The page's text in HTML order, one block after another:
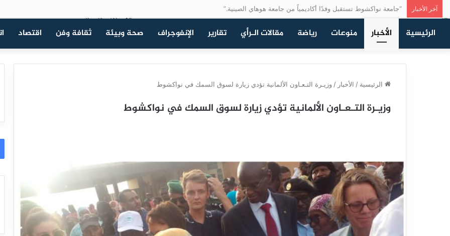
آخر الأخبار “جامعة نواكشوط تستقبل وفدًا أكاديمياً من جامعة هوهاي الصينية.”
الرئيسية الأخبار منوعات رياضة مقالات الـرأي تقارير الإنفوجراف صحة وبيئة ثقافة وفن اقتصاد
الرئيسية / الأخبار / وزيـرة التـعـاون الألمانية تؤدي زيارة لسوق السمك في نواكشوط
وزيـرة التـعـاون الألمانية تؤدي زيارة لسوق السمك في نواكشوط